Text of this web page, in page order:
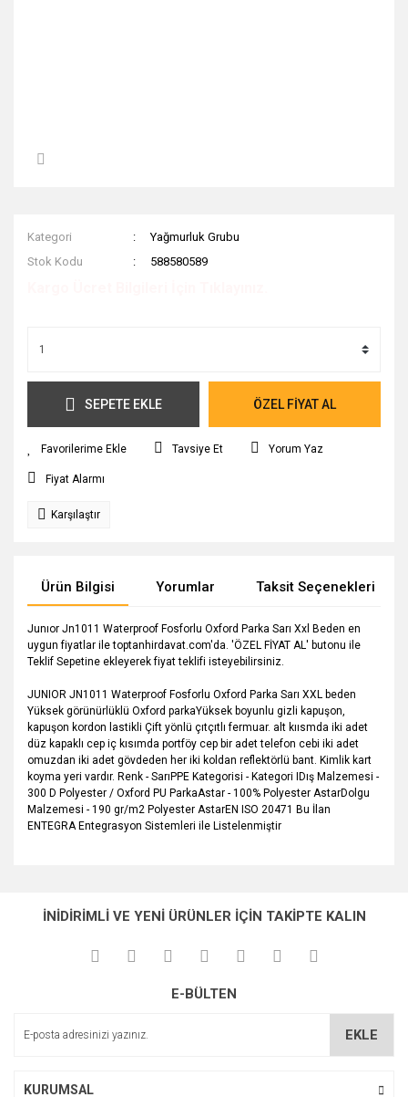
Kategori
Yağmurluk Grubu
Stok Kodu
588580589
SEPETE EKLE ÖZEL FİYAT AL
Tavsiye Et Yorum Yaz
Fiyat Alarmı
Karşılaştır
Ürün Bilgisi Yorumlar Taksit Seçenekleri
Junıor Jn1011 Waterproof Fosforlu Oxford Parka Sarı Xxl Beden en
uygun fiyatlar ile toptanhirdavat.com'da. 'ÖZEL FİYAT AL' butonu ile
Teklif Sepetine ekleyerek fiyat teklifi isteyebilirsiniz.
JUNIOR JN1011 Waterproof Fosforlu Oxford Parka Sarı XXL beden
Yüksek görünürlüklü Oxford parkaYüksek boyunlu gizli kapuşon,
kapuşon kordon lastikli Çift yönlü çıtçıtlı fermuar. alt kıısmda iki adet
düz kapaklı cep iç kısımda portföy cep bir adet telefon cebi iki adet
omuzdan iki adet gövdeden her iki koldan reflektörlü bant. Kimlik kart
koyma yeri vardır. Renk - SarıPPE Kategorisi - Kategori IDış Malzemesi -
300 D Polyester / Oxford PU ParkaAstar - 100% Polyester AstarDolgu
Malzemesi - 190 gr/m2 Polyester AstarEN ISO 20471 Bu İlan
ENTEGRA Entegrasyon Sistemleri ile Listelenmiştir
Yorum Yaz
kullanarak tarafımıza iletebilirsiniz.
Görüş ve önerileriniz için teşekkür ederiz.
Ürün açıklamasında eksik bilgiler bulunuyor.
İNİDİRİMLİ VE YENİ ÜRÜNLER İÇİN TAKİPTE KALIN
E-BÜLTEN
EKLE
KURUMSAL